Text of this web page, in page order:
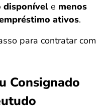
disponível e menos
ativos.
para contratar com
Consignado